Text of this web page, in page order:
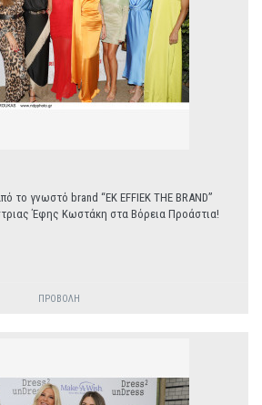
το γνωστό brand “EK EFFIEK THE BRAND”
Έφης Κωστάκη στα Βόρεια Προάστια!
ΠΡΟΒΟΛΗ